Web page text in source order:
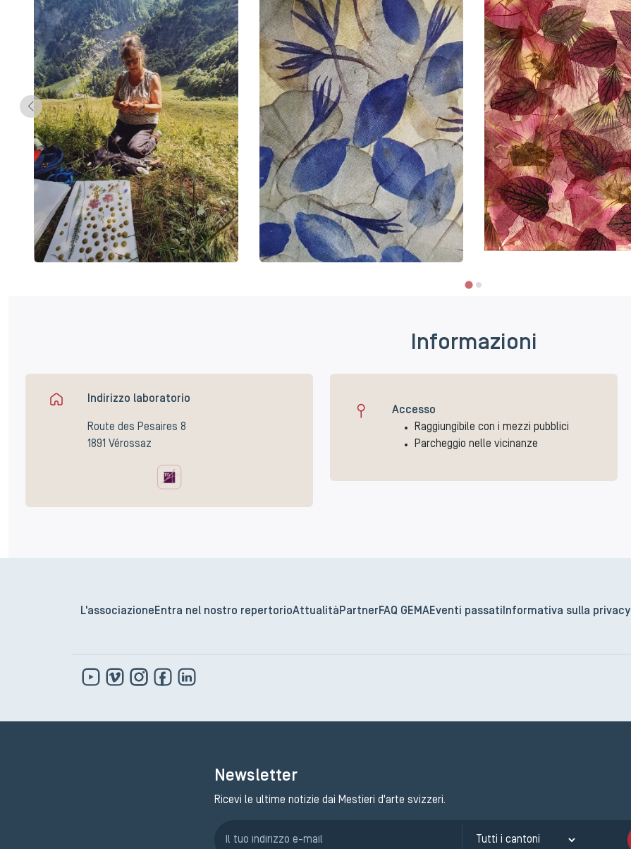
Informazioni
Indirizzo laboratorio
Route des Pesaires 8
1891 Vérossaz
Accesso
Raggiungibile con i mezzi pubblici
Parcheggio nelle vicinanze
L'associazione Entra nel nostro repertorioAttualità Partner FAQ GEMAEventi passati Informativa sulla privacy
Newsletter
Ricevi le ultime notizie dai Mestieri d'arte svizzeri.